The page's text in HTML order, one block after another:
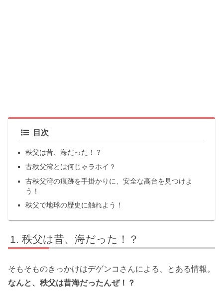
目次
秩父は昔、海だった！？
古秩父湾とは何じゃラホイ？
古秩父湾の痕跡を手掛かりに、安全な高台を見つけよ
う！
秩父で地球の歴史に触れよう！
秩父は昔、海だった！？
そもそものきっかけはデゲンコさんによる、とある情報。
なんと、秩父は昔海だったんぜ！？